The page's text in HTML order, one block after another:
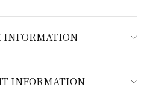
INFORMATION
INFORMATION